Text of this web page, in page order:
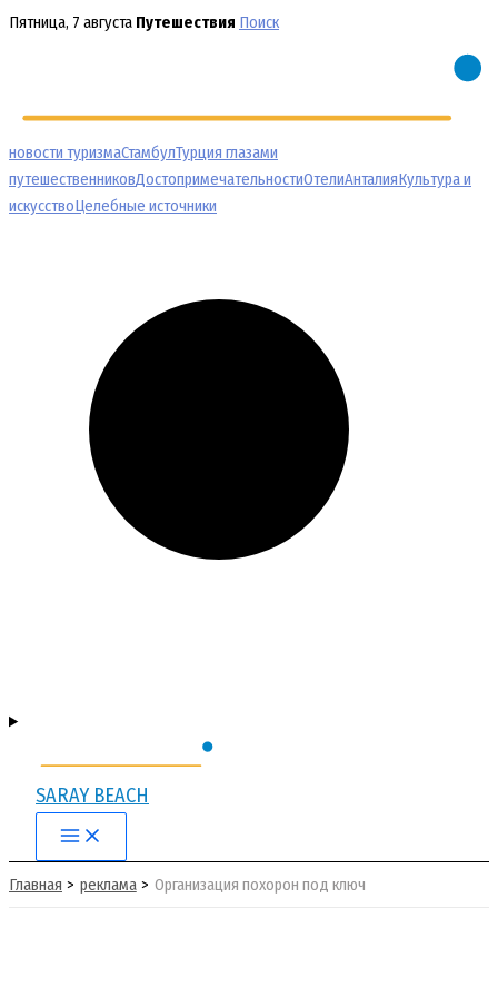
Перейти
Пятница, 7 августа Путешествия Поиск
новости туризмаСтамбулТурция глазами
путешественниковДостопримечательностиОтелиАнталияКультура и
искусствоЦелебные источники
SARAY BEACH
Main
Menu
Главная реклама Организация похорон под ключ